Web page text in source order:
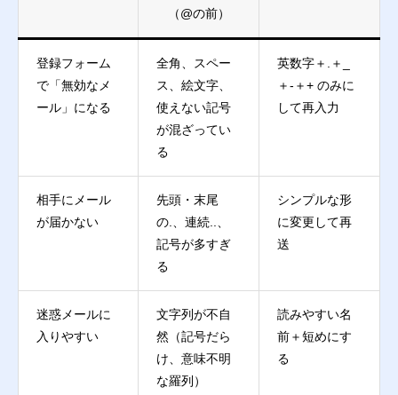
（@の前）
登録フォーム
で「無効なメ
ール」になる
全角、スペー
ス、絵文字、
使えない記号
が混ざってい
る
英数字＋.＋_
＋-＋+ のみに
して再入力
相手にメール
が届かない
先頭・末尾
の.、連続..、
記号が多すぎ
る
シンプルな形
に変更して再
送
迷惑メールに
入りやすい
文字列が不自
然（記号だら
け、意味不明
な羅列）
読みやすい名
前＋短めにす
る